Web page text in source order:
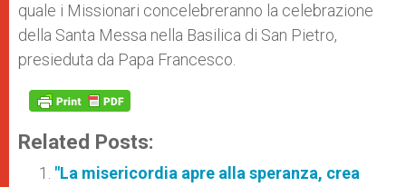
quale i Missionari concelebreranno la celebrazione
della Santa Messa nella Basilica di San Pietro,
presieduta da Papa Francesco.
Related Posts:
"La misericordia apre alla speranza, crea